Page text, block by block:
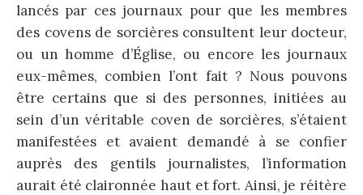
lancés par ces journaux pour que les membres
des covens de sorcières consultent leur docteur,
ou un homme d’Église, ou encore les journaux
eux-mêmes, combien l’ont fait ? Nous pouvons
être certains que si des personnes, initiées au
sein d’un véritable coven de sorcières, s’étaient
manifestées et avaient demandé à se confier
auprès des gentils journalistes, l’information
aurait été claironnée haut et fort. Ainsi, je réitère